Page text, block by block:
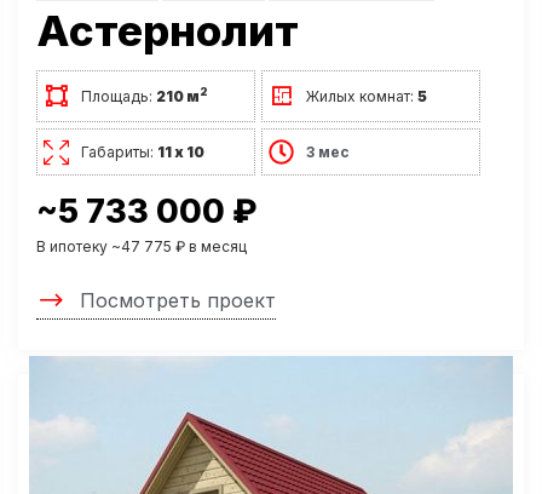
Астернолит
Площадь: 210 м2 Жилых комнат:5
Габариты: 11 х 10 3 мес
~5 733 000 ₽
В ипотеку ~47 775 ₽ в месяц
Посмотреть проект